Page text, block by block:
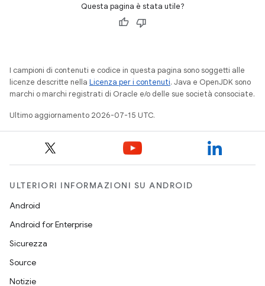
Questa pagina è stata utile?
I campioni di contenuti e codice in questa pagina sono soggetti alle
licenze descritte nella Licenza per i contenuti. Java e OpenJDK sono
marchi o marchi registrati di Oracle e/o delle sue società consociate.
Ultimo aggiornamento 2026-07-15 UTC.
ULTERIORI INFORMAZIONI SU ANDROID
Android
Android for Enterprise
Sicurezza
Source
Notizie